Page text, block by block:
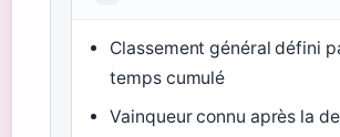
Classement général défini
temps cumulé
Vainqueur connu après la